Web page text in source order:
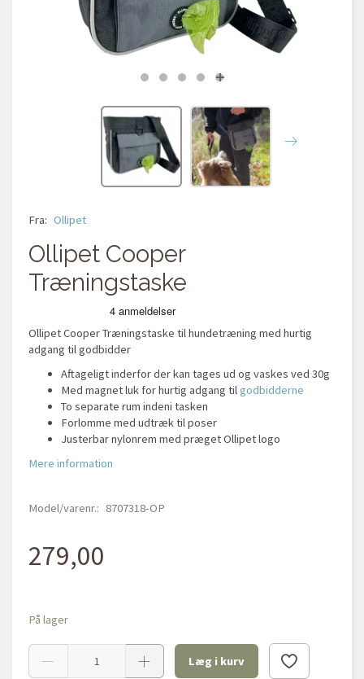
Fra: Ollipet
Ollipet Cooper
Træningstaske
Ollipet Cooper Træningstaske til hundetræning med hurtig
adgang til godbidder
Aftageligt inderfor der kan tages ud og vaskes ved 30g
Med magnet luk for hurtig adgang tilgodbidderne
To separate rum indeni tasken
Forlomme med udtræk til poser
Justerbar nylonrem med præget Ollipet logo
Mere information
Model/varenr.: 8707318-OP
279,00
På lager
Læg i kurv